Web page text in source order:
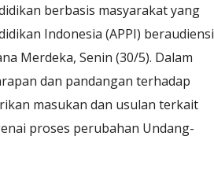
berbasis masyarakat yang
Indonesia (APPI) beraudiensi
Merdeka, Senin (30/5). Dalam
dan pandangan terhadap
masukan dan usulan terkait
proses perubahan Undang-